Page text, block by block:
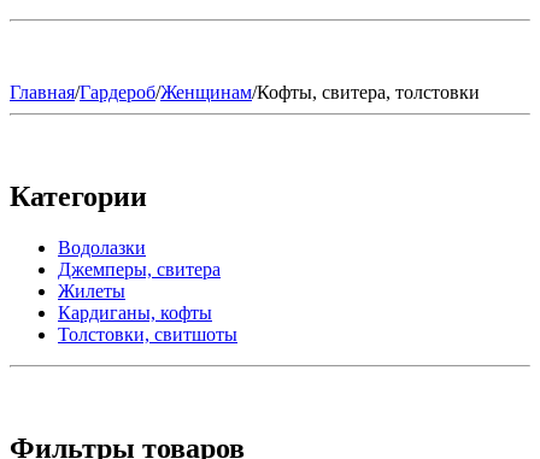
Главная/Гардероб/Женщинам/Кофты, свитера, толстовки
Категории
Водолазки
Джемперы, свитера
Жилеты
Кардиганы, кофты
Толстовки, свитшоты
Фильтры товаров